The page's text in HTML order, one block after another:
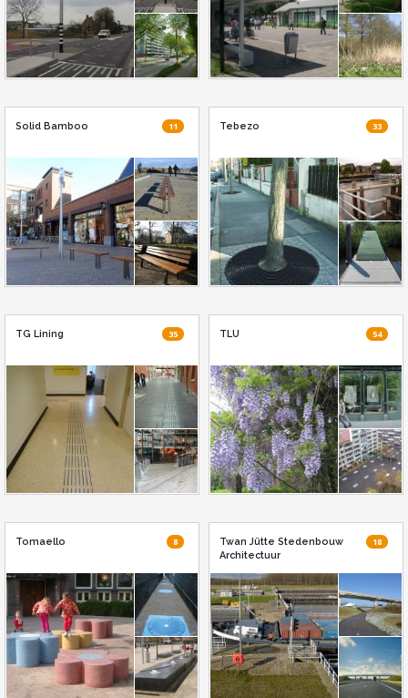
11
Solid Bamboo 33
Tebezo
35
TG Lining 54
TLU
8
Tomaello 18
Twan Jütte Stedenbouw
Architectuur